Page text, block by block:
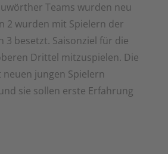
Teams wurden neu
2 wurden mit Spielern der
3 besetzt. Saisonziel für die
Drittel mitzuspielen. Die
jungen Spielern
sie sollen erste Erfahrung